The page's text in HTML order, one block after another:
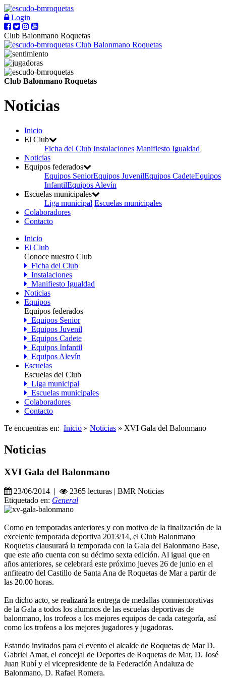
Login
Club Balonmano Roquetas
Club Balonmano Roquetas
Club Balonmano Roquetas
Noticias
Inicio
El Club
Ficha del Club Instalaciones Manifiesto Igualdad
Noticias
Equipos federados
Equipos SeniorEquipos JuvenilEquipos CadeteEquipos
InfantilEquipos Alevín
Escuelas municipales
Liga municipal Escuelas municipales
Colaboradores
Contacto
Inicio
El Club
Conoce nuestro Club
Ficha del Club
Instalaciones
Manifiesto Igualdad
Noticias
Equipos
Equipos federados
Equipos Senior
Equipos Juvenil
Equipos Cadete
Equipos Infantil
Equipos Alevín
Escuelas
Escuelas del Club
Liga municipal
Escuelas municipales
Colaboradores
Contacto
Te encuentras en: Inicio » Noticias » XVI Gala del Balonmano
Noticias
XVI Gala del Balonmano
23/06/2014 |
2365 lecturas | BMR Noticias
Etiquetado en: General
Como en temporadas anteriores y con motivo de la finalización de la
excelente temporada deportiva 2013/14, el Club Balonmano
Roquetas clausurará la temporada con la Gala del Balonmano Base,
que este año cuenta con su décimo sexta edición. Al igual que en
años anteriores, se celebrará este próximo jueves 26 de junio en el
anfiteatro del Castillo de Santa Ana de Roquetas de Mar a partir de
las 20.00 horas.
En dicho acto, se realizará la entrega de medallas conmemorativas
de la Gala a todos los alumnos de las escuelas deportivas de
balonmano, los trofeos a los mejores equipos de cada categoría, así
como los trofeos a los mejores jugadores y jugadoras.
Estando invitados para el evento el alcalde de Roquetas de Mar D.
Gabriel Amat, el concejal de Deportes de Roquetas de Mar, D. José
Juan Rubí y el vicepresidente de la Federación Andaluza de
Balonmano, D. Rafael Romera.